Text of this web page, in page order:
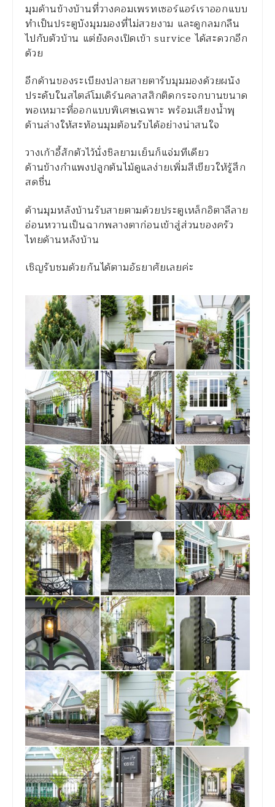
มุมด้านข้างบ้านที่วางคอมเพรทเซอร์แอร์เราออกแบบ
ทำเป็นประตูบังมุมมองที่ไม่สวยงาม และดูกลมกลืน
ไปกับตัวบ้าน แต่ยังคงเปิดเข้า survice ได้สะดวกอีก
ด้วย
อีกด้านของระเบียงปลายสายตารับมุมมองด้วยผนัง
ประดับในสไตล์โมเดิร์นคลาสสิกติดกระจกบานขนาด
พอเหมาะที่ออกแบบพิเศษเฉพาะ พร้อมเสียงน้ำพุ
ด้านล่างให้สะท้อนมุมต้อนรับได้อย่างน่าสนใจ
วางเก้าอี้สักตัวไว้นั่งชิลยามเย็นก็แจ่มทีเดียว
ด้านข้างกำแพงปลูกต้นไม้ดูแลง่ายเพิ่มสีเขียวให้รู้สึก
สดชื่น
ด้านมุมหลังบ้านรับสายตามด้วยประตูเหล็กอิตาลีลาย
อ่อนหวานเป็นฉากพลางตาก่อนเข้าสู่ส่วนของครัว
ไทยด้านหลังบ้าน
เชิญรับชมด้วยกันได้ตามอัธยาศัยเลยค่ะ